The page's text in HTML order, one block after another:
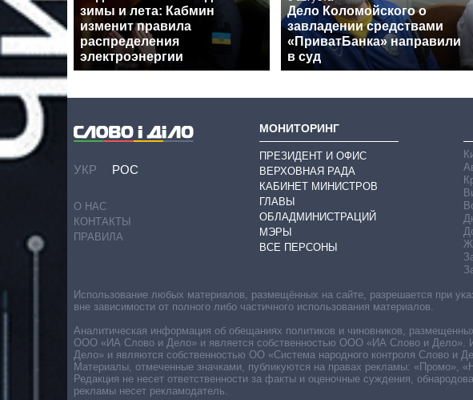
зимы и лета: Кабмин
изменит правила
распределения
электроэнергии
Дело Коломойского о
завладении средствами
«ПриватБанка» направили
в суд
УКР РОС
О НАС
КОНТАКТЫ
ПРАВИЛА
МОНИТОРИНГ
ПРЕЗИДЕНТ И ОФИС
ВЕРХОВНАЯ РАДА
КАБИНЕТ МИНИСТРОВ
ГЛАВЫ
ОБЛАДМИНИСТРАЦИЙ
МЭРЫ
ВСЕ ПЕРСОНЫ
Использование любых материалов, размещённых на сайте, разрешается при
вне зависимости от полного либо частичного использования материалов.
Аналитическая информация об обещаниях политиков и чиновников,
ООО «ИА Слово и Дело» и является собственностью ООО «ИА Слово и Дело».
Дело» и являются собственностью ОО «Система народного контроля Слово и
Материалы, отмеченные значками, публикуются на правах рекламы: «Промо»,
Редакция не несет ответственности за факты и оценочные суждения,
рекламы несет рекламодатель.